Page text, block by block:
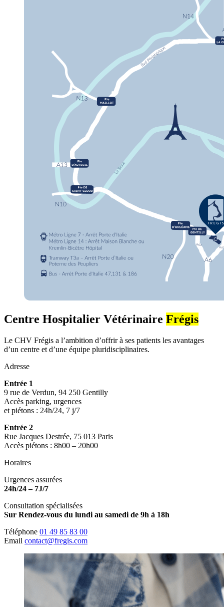
Centre Hospitalier Vétérinaire Frégis
Le CHV Frégis a l’ambition d’offrir à ses patients les avantages
d’un centre et d’une équipe pluridisciplinaires.
Adresse
Entrée 1
9 rue de Verdun, 94 250 Gentilly
Accès parking, urgences
et piétons : 24h/24, 7 j/7
Entrée 2
Rue Jacques Destrée, 75 013 Paris
Accès piétons : 8h00 – 20h00
Horaires
Urgences assurées
24h/24 – 7J/7
Consultation spécialisées
Sur Rendez-vous du lundi au samedi de 9h à 18h
Téléphone 01 49 85 83 00
Email contact@fregis.com